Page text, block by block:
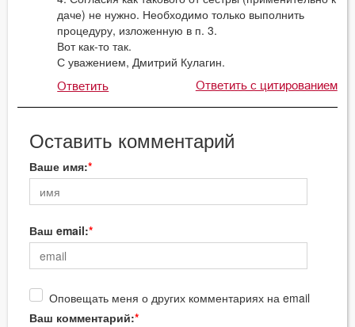
даче) не нужно. Необходимо только выполнить
процедуру, изложенную в п. 3.
Вот как-то так.
С уважением, Дмитрий Кулагин.
Ответить Ответить с цитированием
Оставить комментарий
Ваше имя:
Ваш email:
Оповещать меня о других комментариях на email
Ваш комментарий: